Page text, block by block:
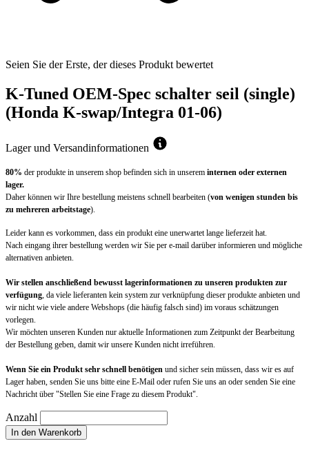
Seien Sie der Erste, der dieses Produkt bewertet
K-Tuned OEM-Spec schalter seil (single)
(Honda K-swap/Integra 01-06)
Lager und Versandinformationen
80% der produkte in unserem shop befinden sich in unserem internen oder externen
lager.
Daher können wir Ihre bestellung meistens schnell bearbeiten (von wenigen stunden bis
zu mehreren arbeitstage).
Leider kann es vorkommen, dass ein produkt eine unerwartet lange lieferzeit hat.
Nach eingang ihrer bestellung werden wir Sie per e-mail darüber informieren und mögliche
alternativen anbieten.
Wir stellen anschließend bewusst lagerinformationen zu unseren produkten zur
verfügung, da viele lieferanten kein system zur verknüpfung dieser produkte anbieten und
wir nicht wie viele andere Webshops (die häufig falsch sind) im voraus schätzungen
vorlegen.
Wir möchten unseren Kunden nur aktuelle Informationen zum Zeitpunkt der Bearbeitung
der Bestellung geben, damit wir unsere Kunden nicht irreführen.
Wenn Sie ein Produkt sehr schnell benötigen und sicher sein müssen, dass wir es auf
Lager haben, senden Sie uns bitte eine E-Mail oder rufen Sie uns an oder senden Sie eine
Nachricht über "Stellen Sie eine Frage zu diesem Produkt".
Anzahl
In den Warenkorb